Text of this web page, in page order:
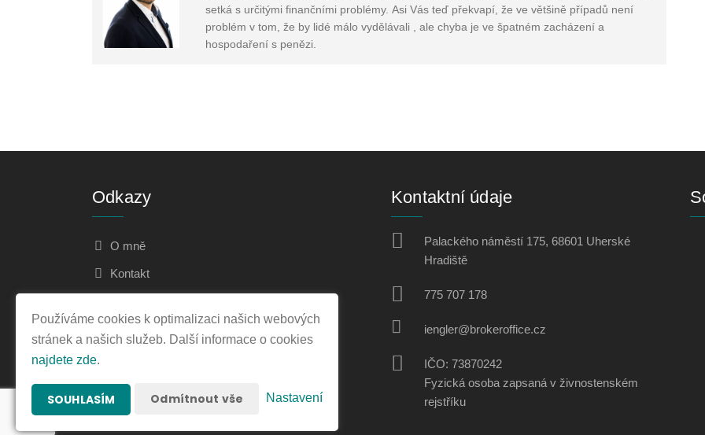
setká s určitými finančními problémy. Asi Vás teď překvapí, že ve většině případů není
problém v tom, že by lidé málo vydělávali , ale chyba je ve špatném zacházení a
hospodaření s penězi.
Odkazy
O mně
Kontakt
Kontaktní údaje
Palackého náměstí 175, 68601 Uherské
Hradiště
775 707 178
iengler@brokeroffice.cz
IČO: 73870242
Fyzická osoba zapsaná v živnostenském
rejstříku
Používáme cookies k optimalizaci našich webových
stránek a našich služeb. Další informace o cookies
najdete zde.
SOUHLASÍM Odmítnout vše Nastavení